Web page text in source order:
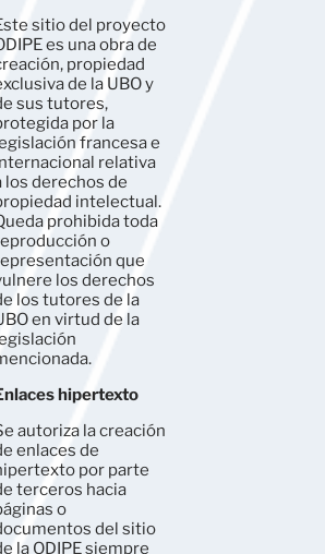
sitio del proyecto
es una obra de
propiedad
de la UBO y
sus tutores,
por la
francesa e
relativa
los derechos de
intelectual.
prohibida toda
o
que
los derechos
los tutores de la
en virtud de la
hipertexto
autoriza la creación
enlaces de
por parte
terceros hacia
o
del sitio
la ODIPE siempre